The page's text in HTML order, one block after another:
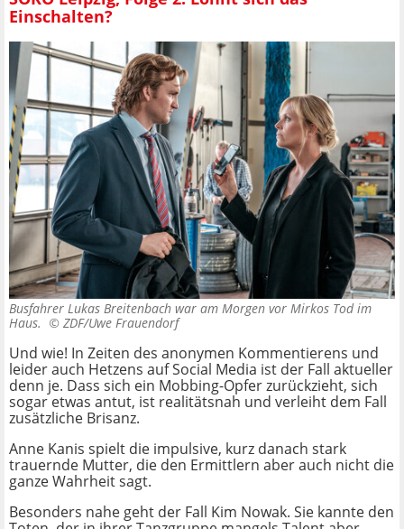
Einschalten?
Busfahrer Lukas Breitenbach war am Morgen vor Mirkos Tod im
Haus. © ZDF/Uwe Frauendorf
Und wie! In Zeiten des anonymen Kommentierens und
leider auch Hetzens auf Social Media ist der Fall aktueller
denn je. Dass sich ein Mobbing-Opfer zurückzieht, sich
sogar etwas antut, ist realitätsnah und verleiht dem Fall
zusätzliche Brisanz.
Anne Kanis spielt die impulsive, kurz danach stark
trauernde Mutter, die den Ermittlern aber auch nicht die
ganze Wahrheit sagt.
Besonders nahe geht der Fall Kim Nowak. Sie kannte den